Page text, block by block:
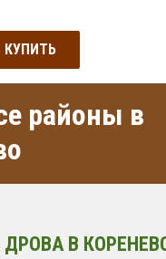
КУПИТЬ
районы в
В